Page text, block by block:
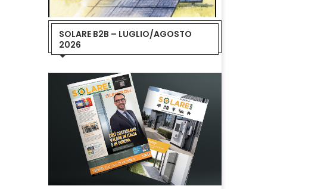
SOLARE B2B – LUGLIO/AGOSTO
2026